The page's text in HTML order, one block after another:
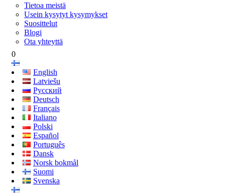
Tietoa meistä
Usein kysytyt kysymykset
Suosittelut
Blogi
Ota yhteyttä
0
English
Latviešu
Русский
Deutsch
Français
Italiano
Polski
Español
Português
Dansk
Norsk bokmål
Suomi
Svenska